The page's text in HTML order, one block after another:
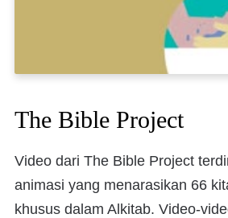
The Bible Project
Video dari The Bible Project
animasi yang menarasikan 66
khusus dalam Alkitab. Video-